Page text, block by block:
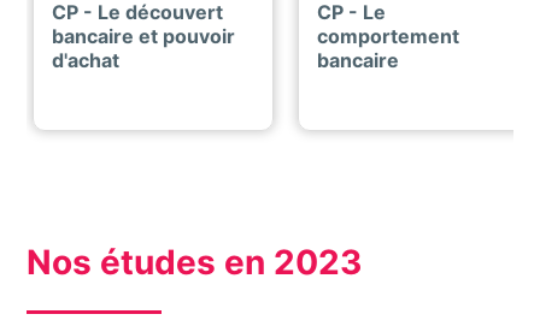
CP - Le découvert
bancaire et pouvoir
d'achat
CP - Le
comportement
bancaire
Nos études en 2023